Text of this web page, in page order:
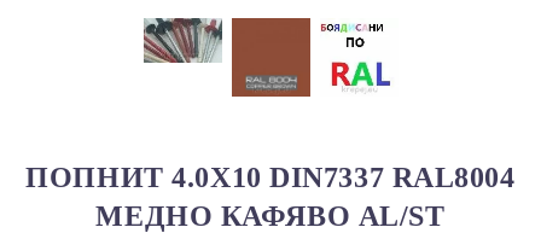
ПОПНИТ 4.0Х10 DIN7337 RAL8004
МЕДНО КАФЯВО AL/ST